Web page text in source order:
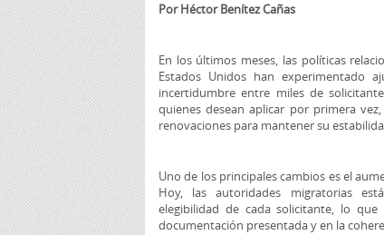
Por Héctor Benítez Cañas
En los últimos meses, las políticas
Estados Unidos han experimentado
incertidumbre entre miles de
quienes desean aplicar por primera
renovaciones para mantener su
Uno de los principales cambios es el
Hoy, las autoridades migratorias
elegibilidad de cada solicitante, lo
documentación presentada y en la